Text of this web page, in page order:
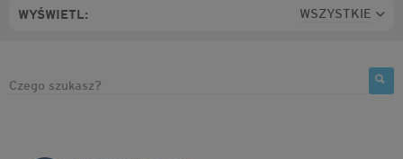
WYŚWIETL: WSZYSTKIE